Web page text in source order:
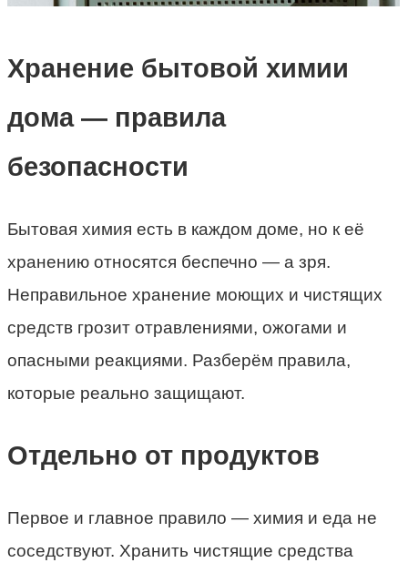
Хранение бытовой химии
дома — правила
безопасности
Бытовая химия есть в каждом доме, но к её
хранению относятся беспечно — а зря.
Неправильное хранение моющих и чистящих
средств грозит отравлениями, ожогами и
опасными реакциями. Разберём правила,
которые реально защищают.
Отдельно от продуктов
Первое и главное правило — химия и еда не
соседствуют. Хранить чистящие средства